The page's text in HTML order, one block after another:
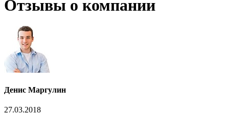
Отзывы о компании
Денис Маргулин
27.03.2018